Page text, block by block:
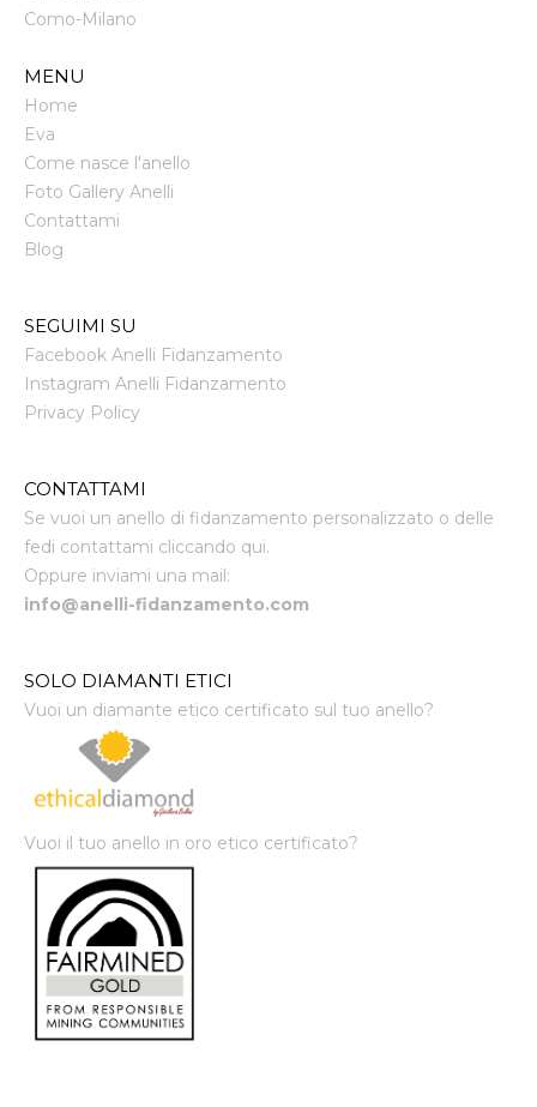
Como-Milano
MENU
Home
Eva
Come nasce l'anello
Foto Gallery Anelli
Contattami
Blog
SEGUIMI SU
Facebook Anelli Fidanzamento
Instagram Anelli Fidanzamento
Privacy Policy
CONTATTAMI
Se vuoi un anello di fidanzamento personalizzato o delle
fedi contattami cliccando qui.
Oppure inviami una mail:
info@anelli-fidanzamento.com
SOLO DIAMANTI ETICI
Vuoi un diamante etico certificato sul tuo anello?
Vuoi il tuo anello in oro etico certificato?